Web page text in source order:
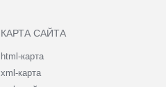
КАРТА САЙТА
html-карта
xml-карта